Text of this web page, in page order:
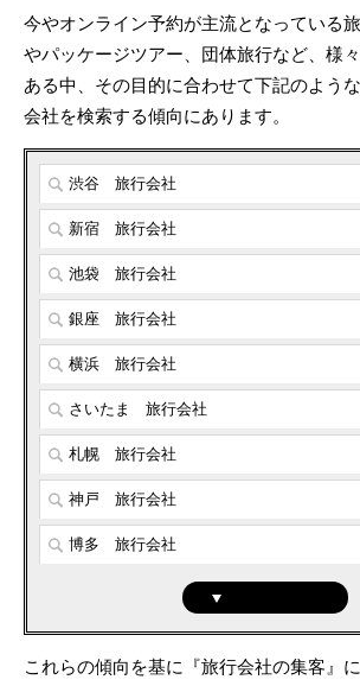
今やオンライン予約が主流となっている
やパッケージツアー、団体旅行など、様
ある中、その目的に合わせて下記のような
会社を検索する傾向にあります。
渋谷 旅行会社
新宿 旅行会社
池袋 旅行会社
銀座 旅行会社
横浜 旅行会社
さいたま 旅行会社
札幌 旅行会社
神戸 旅行会社
博多 旅行会社
これらの傾向を基に『旅行会社の集客』